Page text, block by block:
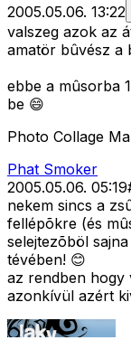
2005.05.06. 13:22
valszeg azok az
amatör bûvész a
ebbe a mûsorba
be 😄
Photo Collage
Phat Smoker
2005.05.06. 05:19
nekem sincs a
fellépõkre (és
selejtezõböl
tévében! 😊
az rendben hogy
azonkívül azért